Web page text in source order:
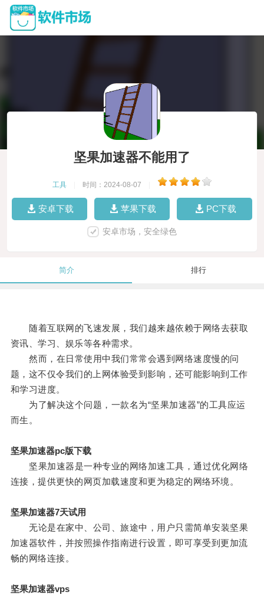
坚果加速器不能用了
工具 时间：2024-08-07
安卓下载 苹果下载 PC下载
安卓市场，安全绿色
简介 排行
随着互联网的飞速发展，我们越来越依赖于网络去获取
资讯、学习、娱乐等各种需求。
然而，在日常使用中我们常常会遇到网络速度慢的问
题，这不仅令我们的上网体验受到影响，还可能影响到工作
和学习进度。
为了解决这个问题，一款名为“坚果加速器”的工具应运
而生。
坚果加速器pc版下载
坚果加速器是一种专业的网络加速工具，通过优化网络
连接，提供更快的网页加载速度和更为稳定的网络环境。
坚果加速器7天试用
无论是在家中、公司、旅途中，用户只需简单安装坚果
加速器软件，并按照操作指南进行设置，即可享受到更加流
畅的网络连接。
坚果加速器vps